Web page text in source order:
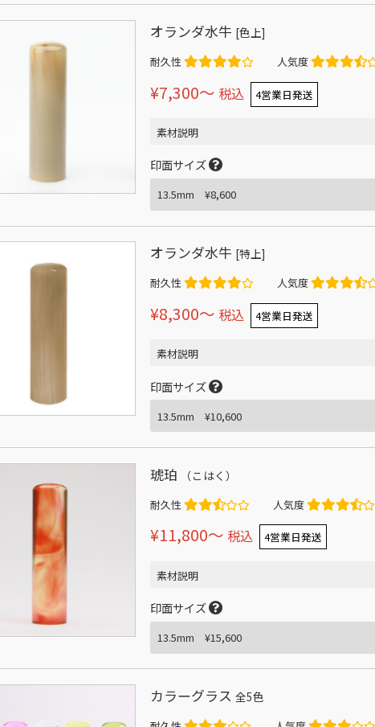
オランダ水牛 [色上]
耐久性 人気度
¥7,300〜 税込 4営業日発送
素材説明
印面サイズ
オランダ水牛 [特上]
耐久性 人気度
¥8,300〜 税込 4営業日発送
素材説明
印面サイズ
琥珀 （こはく）
耐久性 人気度
¥11,800〜 税込 4営業日発送
素材説明
印面サイズ
カラーグラス全5色